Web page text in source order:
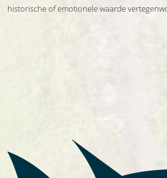
historische of emotionele waarde